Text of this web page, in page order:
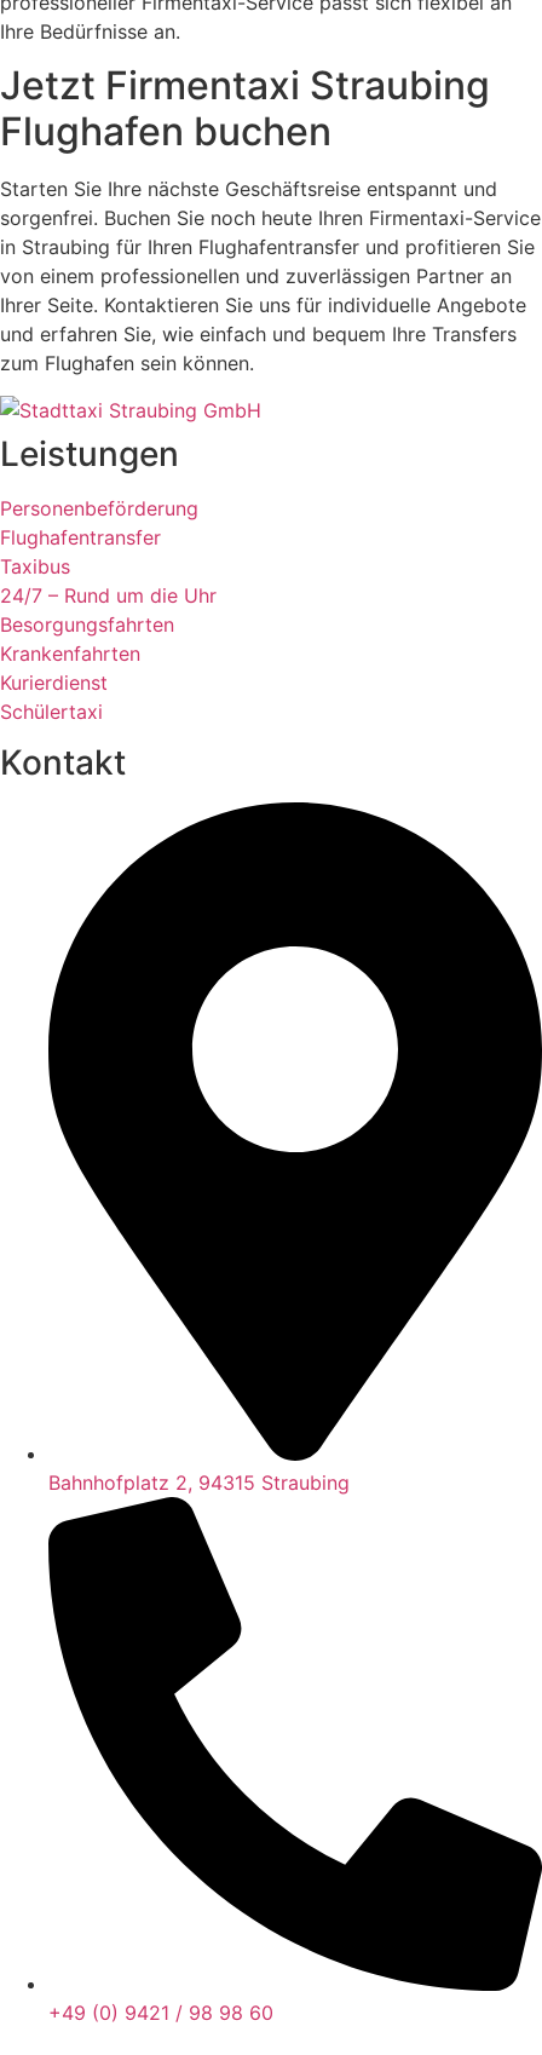
Ihre Bedürfnisse an.
Jetzt Firmentaxi Straubing
Flughafen buchen
Starten Sie Ihre nächste Geschäftsreise entspannt und
sorgenfrei. Buchen Sie noch heute Ihren Firmentaxi-Service
in Straubing für Ihren Flughafentransfer und profitieren Sie
von einem professionellen und zuverlässigen Partner an
Ihrer Seite. Kontaktieren Sie uns für individuelle Angebote
und erfahren Sie, wie einfach und bequem Ihre Transfers
zum Flughafen sein können.
Leistungen
Personenbeförderung
Flughafentransfer
Taxibus
24/7 – Rund um die Uhr
Besorgungsfahrten
Krankenfahrten
Kurierdienst
Schülertaxi
Kontakt
Bahnhofplatz 2, 94315 Straubing
+49 (0) 9421 / 98 98 60